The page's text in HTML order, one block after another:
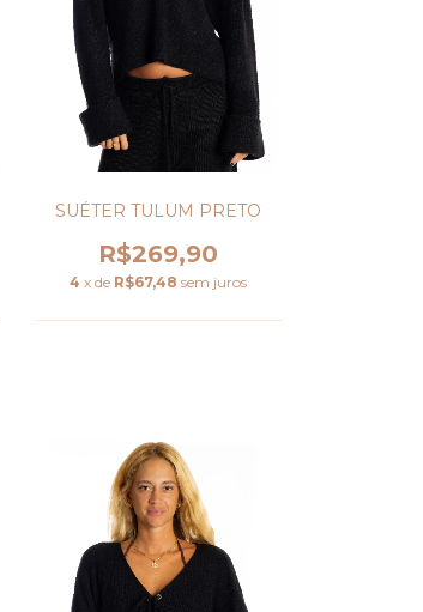
SUÉTER TULUM PRETO
R$269,90
4 x de R$67,48 sem juros